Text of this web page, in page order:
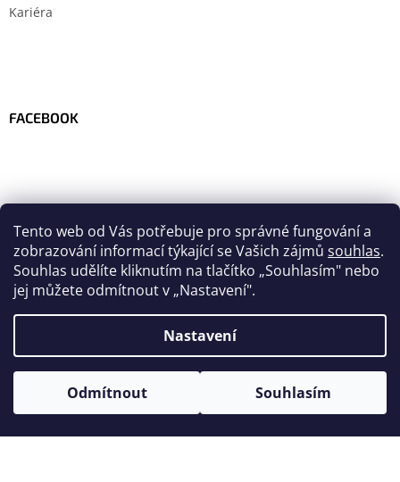
Tento web od Vás potřebuje pro správné fungování a
zobrazování informací týkající se Vašich zájmů souhlas.
Souhlas udělíte kliknutím na tlačítko „Souhlasím" nebo
jej můžete odmítnout v „Nastavení".
Nastavení
Odmítnout Souhlasím
Kariéra
FACEBOOK
Vytvořil Shoptet